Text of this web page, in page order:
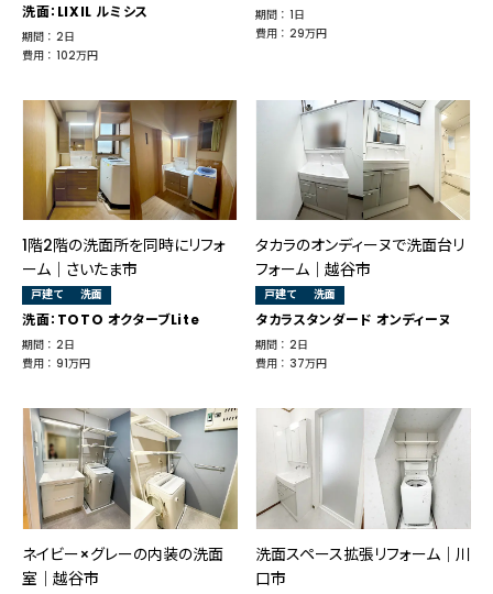
洗面：LIXIL ルミシス
期間 ： 2日
費用 ： 102万円
期間 ： 1日
費用 ： 29万円
1階2階の洗面所を同時にリフォ
ーム｜さいたま市
戸建て 洗面
洗面：TOTO オクターブLite
期間 ： 2日
費用 ： 91万円
タカラのオンディーヌで洗面台リ
フォーム｜越谷市
戸建て 洗面
タカラスタンダード オンディーヌ
期間 ： 2日
費用 ： 37万円
ネイビー×グレーの内装の洗面
室｜越谷市
洗面スペース拡張リフォーム｜川
口市